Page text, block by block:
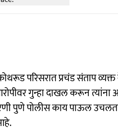
परिसरात प्रचंड संताप
गुन्हा दाखल करून त्यांना
पुणे पोलीस काय पाऊल